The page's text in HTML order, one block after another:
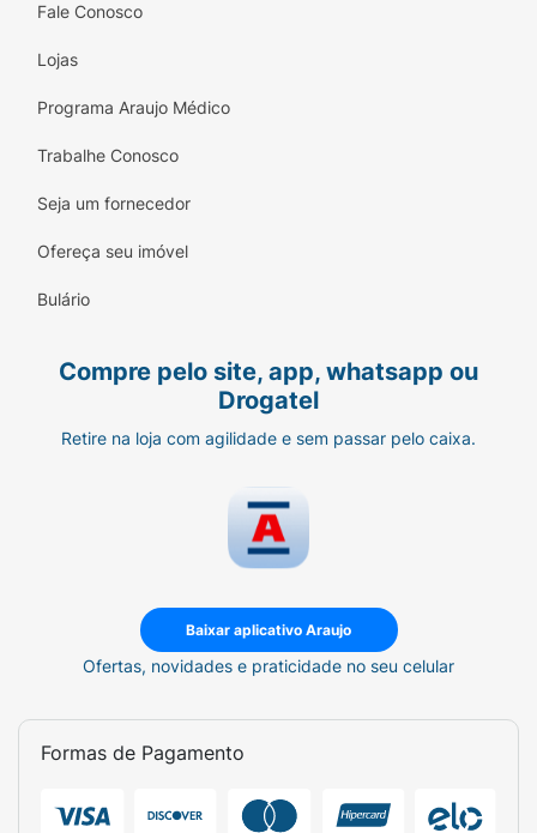
Fale Conosco
Lojas
Programa Araujo Médico
Trabalhe Conosco
Seja um fornecedor
Ofereça seu imóvel
Bulário
Compre pelo site, app, whatsapp ou
Drogatel
Retire na loja com agilidade e sem passar pelo caixa.
Baixar aplicativo Araujo
Ofertas, novidades e praticidade no seu celular
Formas de Pagamento